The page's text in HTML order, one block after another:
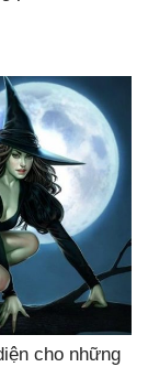
cho những